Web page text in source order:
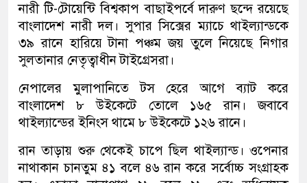
নারী টি-টোয়েন্টি বিশ্বকাপ বাছাইপর্বে দারুণ ছন্দে রয়েছে
বাংলাদেশ নারী দল। সুপার সিক্সের ম্যাচে থাইল্যান্ডকে
৩৯ রানে হারিয়ে টানা পঞ্চম জয় তুলে নিয়েছে নিগার
সুলতানার নেতৃত্বাধীন টাইগ্রেসরা।
নেপালের মুলাপানিতে টস হেরে আগে ব্যাট করে
বাংলাদেশ ৮ উইকেটে তোলে ১৬৫ রান। জবাবে
থাইল্যান্ডের ইনিংস থামে ৮ উইকেটে ১২৬ রানে।
রান তাড়ায় শুরু থেকেই চাপে ছিল থাইল্যান্ড। ওপেনার
নাথাকান চানতুম ৪১ বলে ৪৬ রান করে সর্বোচ্চ সংগ্রাহক